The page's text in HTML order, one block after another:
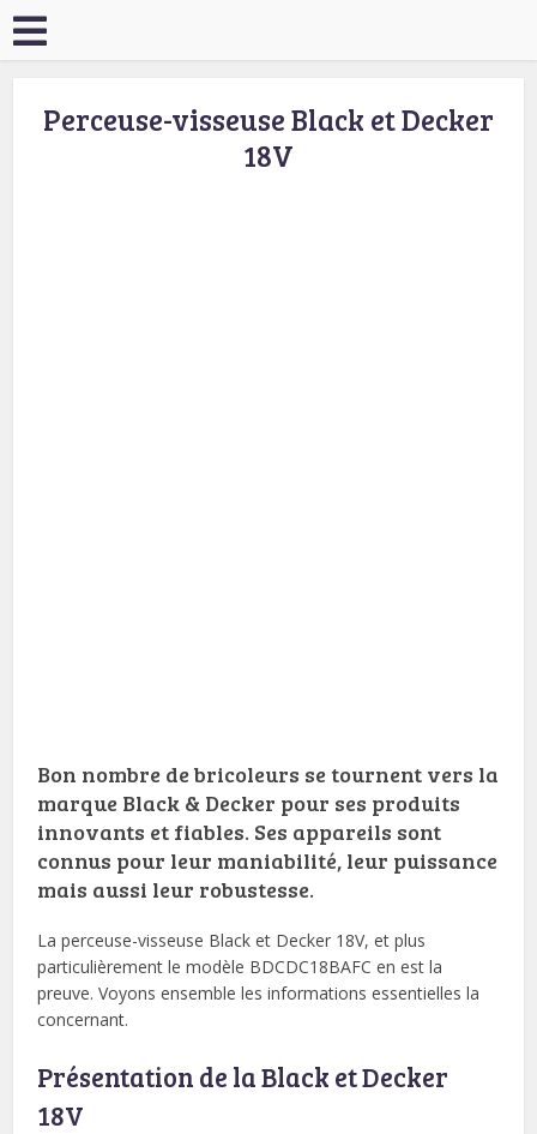
Perceuse-visseuse Black et Decker
18V
Bon nombre de bricoleurs se tournent vers la
marque Black & Decker pour ses produits
innovants et fiables. Ses appareils sont
connus pour leur maniabilité, leur puissance
mais aussi leur robustesse.
La perceuse-visseuse Black et Decker 18V, et plus
particulièrement le modèle BDCDC18BAFC en est la
preuve. Voyons ensemble les informations essentielles la
concernant.
Présentation de la Black et Decker
18V